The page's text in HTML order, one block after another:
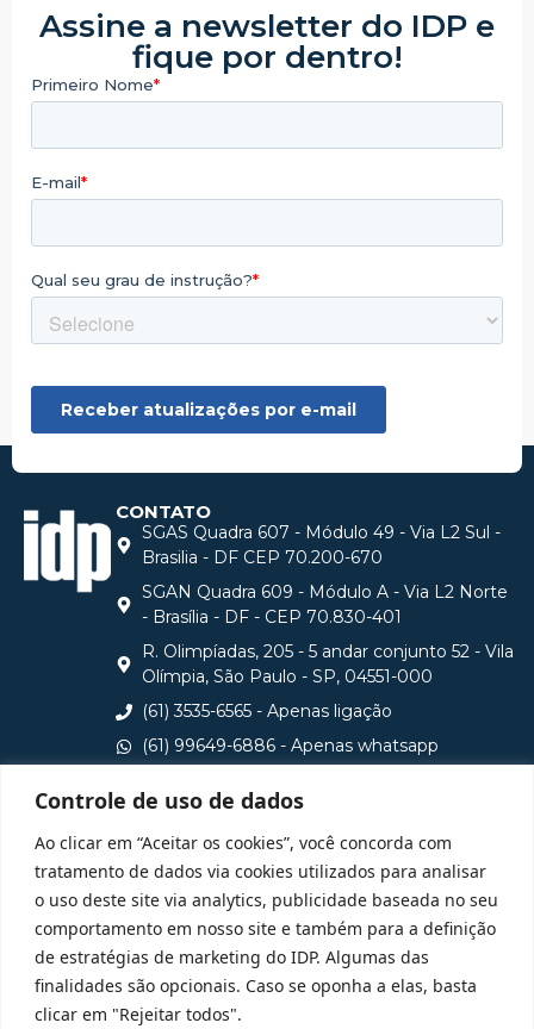
Controle de uso de dados
Ao clicar em “Aceitar os cookies”, você concorda com
tratamento de dados via cookies utilizados para analisar
o uso deste site via analytics, publicidade baseada no seu
comportamento em nosso site e também para a definição
de estratégias de marketing do IDP. Algumas das
finalidades são opcionais. Caso se oponha a elas, basta
clicar em "Rejeitar todos".
Assine a newsletter do IDP e
fique por dentro!
CONTATO
SGAS Quadra 607 - Módulo 49 - Via L2 Sul -
Brasilia - DF CEP 70.200-670
SGAN Quadra 609 - Módulo A - Via L2 Norte
- Brasília - DF - CEP 70.830-401
R. Olimpíadas, 205 - 5 andar conjunto 52 - Vila
Olímpia, São Paulo - SP, 04551-000
(61) 3535-6565 - Apenas ligação
(61) 99649-6886 - Apenas whatsapp
Consulte aqui o cadastro da Instituição no Sistema e-
MEC